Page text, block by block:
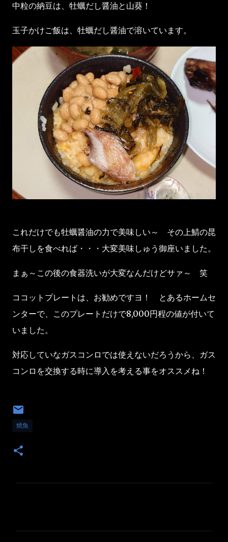
中粒の納豆は、牡蠣だし醤油と山葵！
玉子かけご飯は、牡蠣だし醤油で溶いています。
これだけでも牡蠣醤油の力で美味しい～ その上鯖の昆
布干しを食べれば・・・大変美味しゅう御座いました。
まぁ～この後の食器洗いが大変なんだけどサァ～ 笑
ココットプレートは、お勧めですヨ！ とあるホームセ
ンターで、このプレートだけで8,000円程の値が付いて
いました。
対応していなガスコンロでは使えないだろうから、ガス
コンロを交換する時に導入を考える事をオススメね！
焼魚